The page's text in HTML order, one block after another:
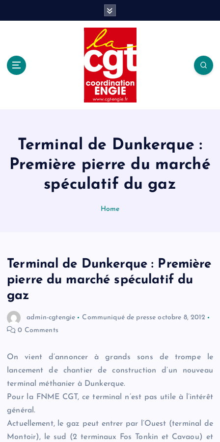
Terminal de Dunkerque :
Première pierre du marché
spéculatif du gaz
Home
Terminal de Dunkerque : Première
pierre du marché spéculatif du
gaz
admin-cgtengie Communiqué de presse octobre 8, 2012
0 Comments
On vient d’annoncer à grands sons de trompe le
lancement de chantier de construction d’un nouveau
terminal méthanier à Dunkerque.
Pour la FNME CGT, ce terminal n’est pas utile à l’intérêt
général.
Actuellement, le gaz peut entrer par l’Ouest (terminal de
Montoir), le sud (2 terminaux Fos Tonkin et Cavaou) et